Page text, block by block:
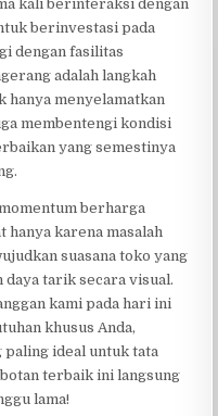
kali berinteraksi dengan
berinvestasi pada
dengan fasilitas
adalah langkah
hanya menyelamatkan
membentengi kondisi
yang semestinya
berharga
hanya karena masalah
suasana toko yang
tarik secara visual.
kami pada hari ini
khusus Anda,
ideal untuk tata
terbaik ini langsung
lama!